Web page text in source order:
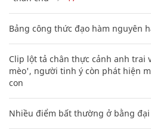
Bảng công thức đạo hàm nguyên
Clip lột tả chân thực cảnh anh trai
mèo', người tinh ý còn phát hiện
con
Nhiều điểm bất thường ở bằng đại